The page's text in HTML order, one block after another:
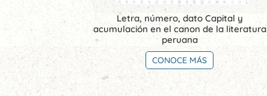
Letra, número, dato Capital y
acumulación en el canon de la literatura
peruana
CONOCE MÁS